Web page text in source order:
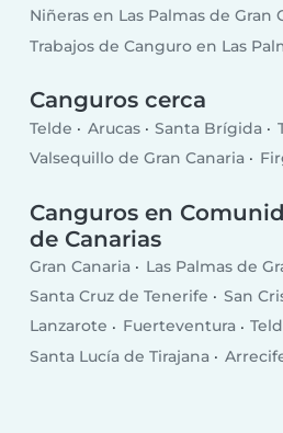
Niñeras en Las Palmas de Gran
Trabajos de Canguro en Las
Canguros cerca
Telde Arucas Santa Brígida
Valsequillo de Gran Canaria
Canguros en
de Canarias
Gran Canaria
Las Palmas de
Santa Cruz de Tenerife
San
Lanzarote
Fuerteventura
Santa Lucía de Tirajana